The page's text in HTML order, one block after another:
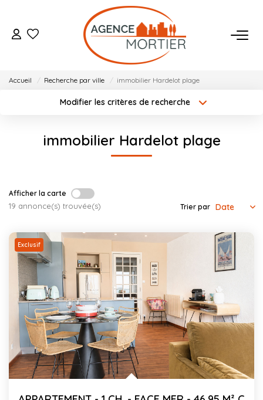
ACHETER
Qui Sommes Nous
Nos Actualités
CONTACT
03.21.91.82.86
Accueil Recherche par ville immobilier Hardelot plage
Modifier les critères de recherche
immobilier Hardelot plage
Afficher la carte
19 annonce(s) trouvée(s) Trier par
Exclusif